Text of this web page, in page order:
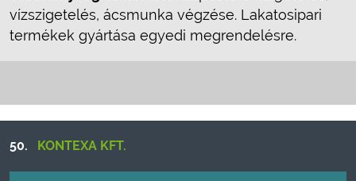
vízszigetelés, ácsmunka végzése. Lakatosipari
termékek gyártása egyedi megrendelésre.
50. KONTEXA KFT.